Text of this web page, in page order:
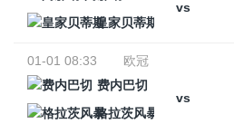
vs
皇家贝蒂斯
01-01 08:33
欧冠
费内巴切
vs
格拉茨风暴